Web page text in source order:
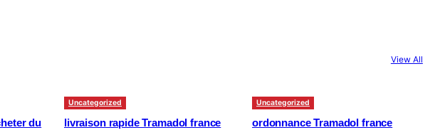
View All
du
Uncategorized
livraison rapide Tramadol france
Uncategorized
ordonnance Tramadol france